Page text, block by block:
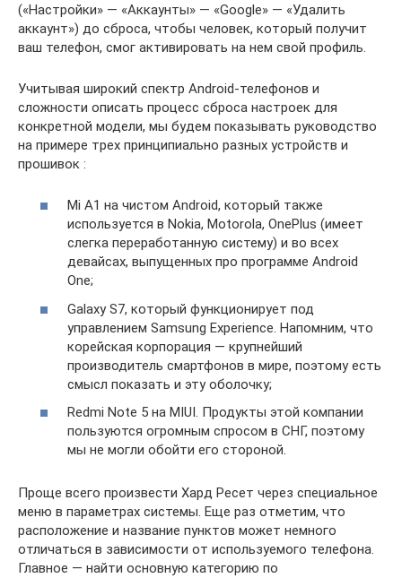
(«Настройки» — «Аккаунты» — «Google» — «Удалить
аккаунт») до сброса, чтобы человек, который получит
ваш телефон, смог активировать на нем свой профиль.
Учитывая широкий спектр Android-телефонов и
сложности описать процесс сброса настроек для
конкретной модели, мы будем показывать руководство
на примере трех принципиально разных устройств и
прошивок :
Mi A1 на чистом Android, который также
используется в Nokia, Motorola, OnePlus (имеет
слегка переработанную систему) и во всех
девайсах, выпущенных про программе Android
One;
Galaxy S7, который функционирует под
управлением Samsung Experience. Напомним, что
корейская корпорация — крупнейший
производитель смартфонов в мире, поэтому есть
смысл показать и эту оболочку;
Redmi Note 5 на MIUI. Продукты этой компании
пользуются огромным спросом в СНГ, поэтому
мы не могли обойти его стороной.
Проще всего произвести Хард Ресет через специальное
меню в параметрах системы. Еще раз отметим, что
расположение и название пунктов может немного
отличаться в зависимости от используемого телефона.
Главное — найти основную категорию по